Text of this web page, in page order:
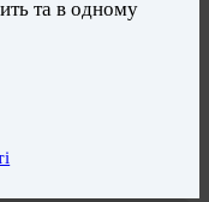
та в одному